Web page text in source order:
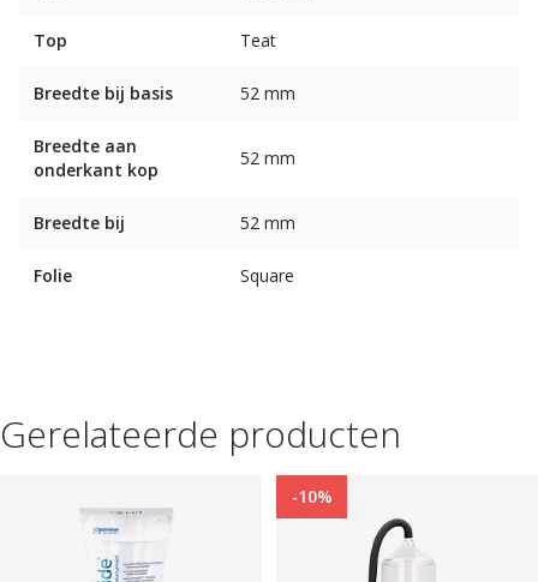
Top Teat
Breedte bij basis 52 mm
Breedte aan
onderkant kop
52 mm
Breedte bij 52 mm
Folie Square
Gerelateerde producten
-10%